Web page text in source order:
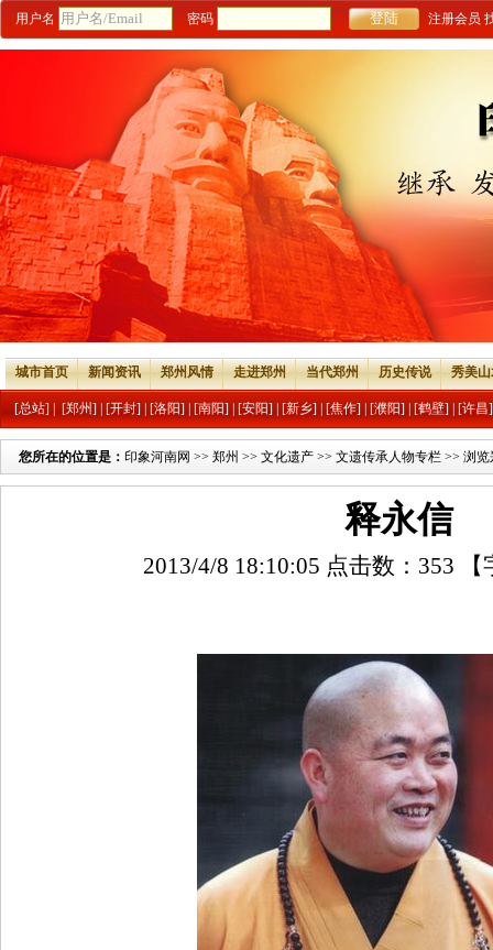
用户名 密码 注册会员
城市首页 新闻资讯 郑州风情 走进郑州 当代郑州 历史传说 秀美
[总站] [郑州] [开封] [洛阳] [南阳] [安阳] [新乡] [焦作] [濮阳] [鹤壁] [许昌]
您所在的位置是： 印象河南网 >> 郑州 >> 文化遗产 >> 文遗传承人物专栏 >> 浏览
释永信
2013/4/8 18:10:05 点击数： 353